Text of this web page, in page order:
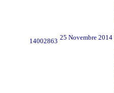
14002863 25 Novembre 2014